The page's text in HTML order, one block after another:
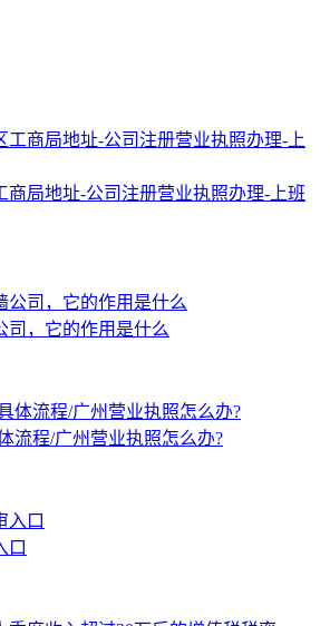
商局地址-公司注册营业执照办理-上班
司，它的作用是什么
流程/广州营业执照怎么办?
口